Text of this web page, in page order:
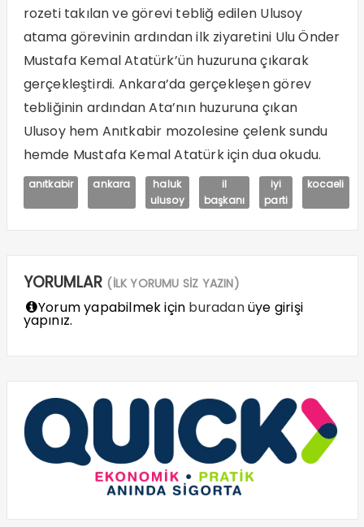
rozeti takılan ve görevi tebliğ edilen Ulusoy
atama görevinin ardından ilk ziyaretini Ulu Önder
Mustafa Kemal Atatürk’ün huzuruna çıkarak
gerçekleştirdi. Ankara’da gerçekleşen görev
tebliğinin ardından Ata’nın huzuruna çıkan
Ulusoy hem Anıtkabir mozolesine çelenk sundu
hemde Mustafa Kemal Atatürk için dua okudu.
anıtkabir ankara
haluk
ulusoy
il
başkanı
iyi
parti
kocaeli
YORUMLAR (İLK YORUMU SİZ YAZIN)
Yorum yapabilmek için buradanüye girişi
yapınız.